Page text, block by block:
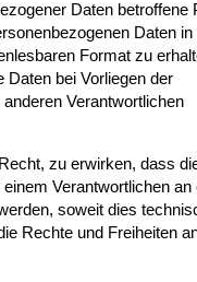
Daten betroffene
Daten in
Format zu
bei Vorliegen der
Verantwortlichen
zu erwirken, dass
Verantwortlichen an
soweit dies
Rechte und Freiheiten